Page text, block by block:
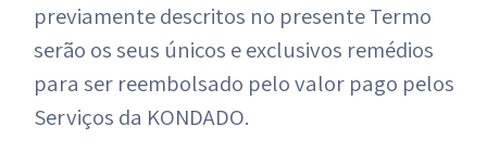
previamente descritos no presente Termo
serão os seus únicos e exclusivos remédios
para ser reembolsado pelo valor pago pelos
Serviços da KONDADO.